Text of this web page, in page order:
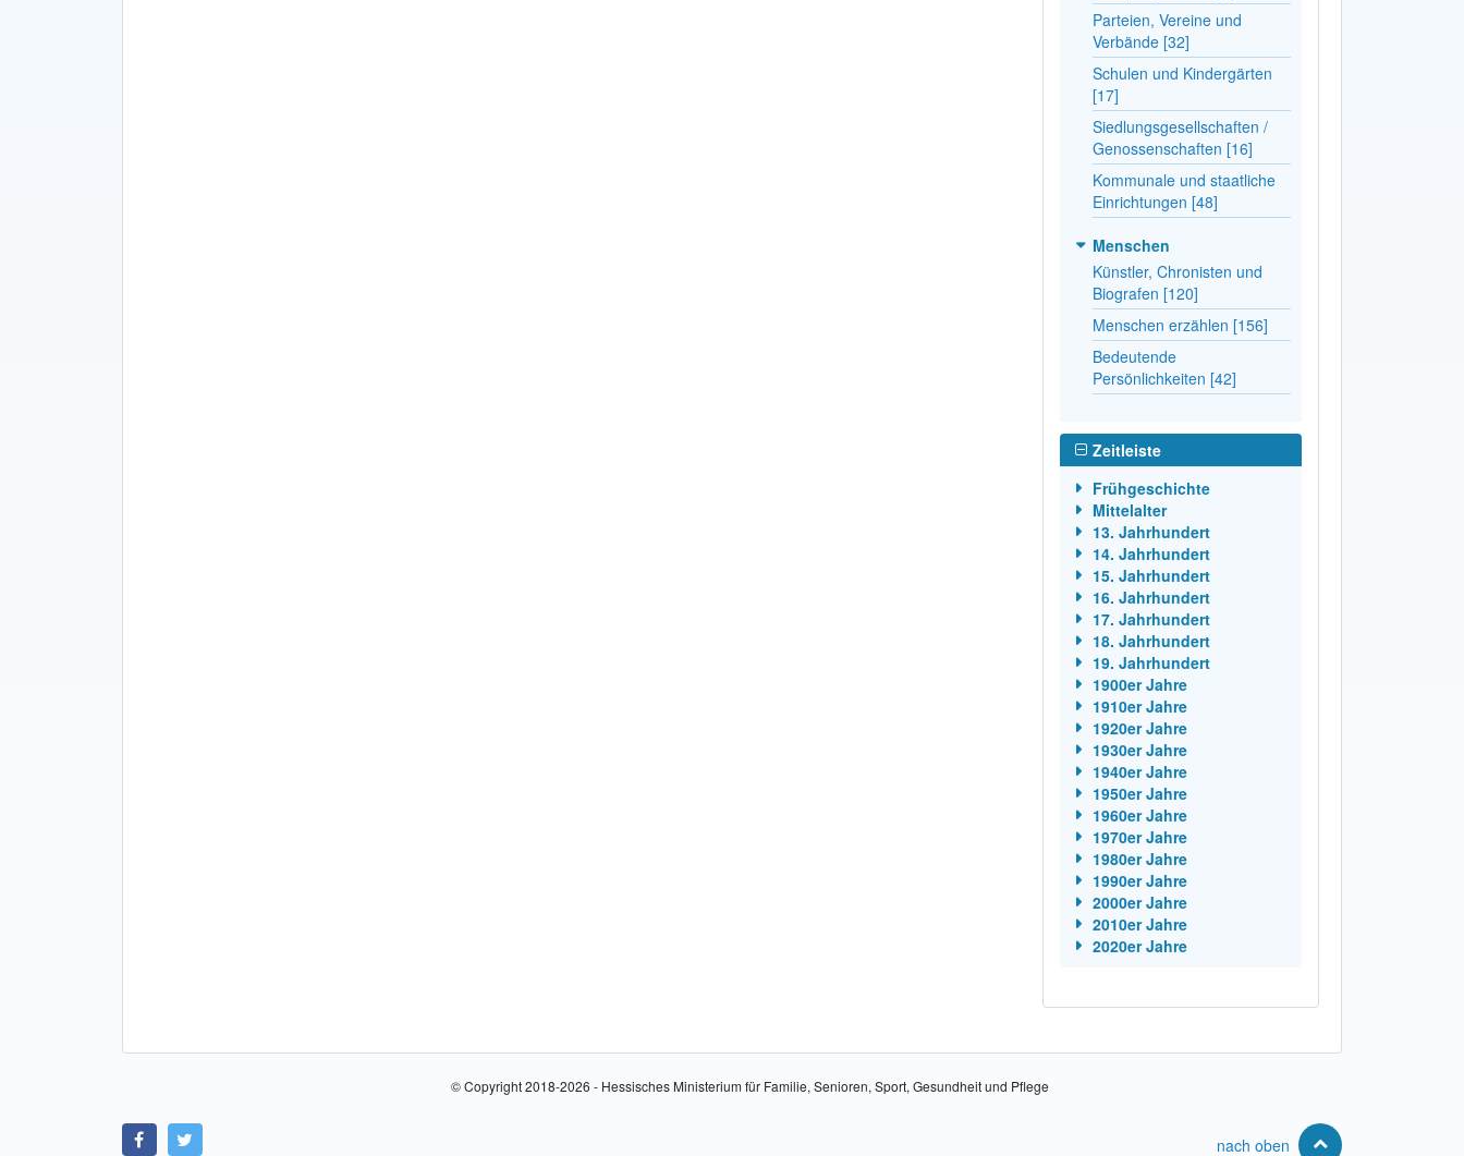
Parteien, Vereine und
Verbände [32]
Schulen und Kindergärten
[17]
Siedlungsgesellschaften /
Genossenschaften [16]
Kommunale und staatliche
Einrichtungen [48]
Menschen
Künstler, Chronisten und
Biografen [120]
Menschen erzählen [156]
Bedeutende
Persönlichkeiten [42]
Zeitleiste
Frühgeschichte
Mittelalter
13. Jahrhundert
14. Jahrhundert
15. Jahrhundert
16. Jahrhundert
17. Jahrhundert
18. Jahrhundert
19. Jahrhundert
1900er Jahre
1910er Jahre
1920er Jahre
1930er Jahre
1940er Jahre
1950er Jahre
1960er Jahre
1970er Jahre
1980er Jahre
1990er Jahre
2000er Jahre
2010er Jahre
2020er Jahre
© Copyright 2018-2026 - Hessisches Ministerium für Familie, Senioren, Sport, Gesundheit und Pflege
Link zu Facebook
Link zu Twitter
nach oben